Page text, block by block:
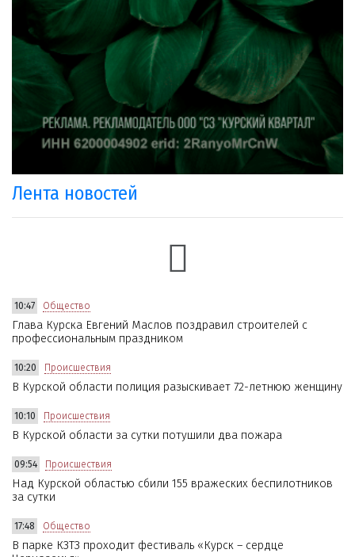
Лента новостей
10:47 Общество
Глава Курска Евгений Маслов поздравил строителей с
профессиональным праздником
10:20 Происшествия
В Курской области полиция разыскивает 72-летнюю женщину
10:10 Происшествия
В Курской области за сутки потушили два пожара
09:54 Происшествия
Над Курской областью сбили 155 вражеских беспилотников
за сутки
17:48 Общество
В парке КЗТЗ проходит фестиваль «Курск – сердце